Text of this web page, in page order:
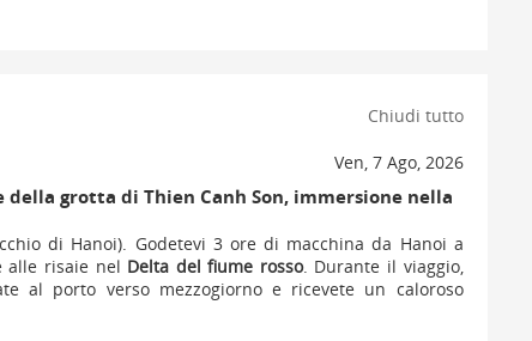
Chiudi tutto
Ven, 7 Ago, 2026
grotta di Thien Canh Son, immersione nella
di Hanoi). Godetevi 3 ore di macchina da Hanoi a
alle risaie nel Delta del fiume rosso. Durante il viaggio,
al porto verso mezzogiorno e ricevete un caloroso